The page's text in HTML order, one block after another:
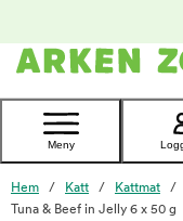
Kontakta
Meny
Hem Katt Kattmat
Tuna & Beef in Jelly 6 x 50 g